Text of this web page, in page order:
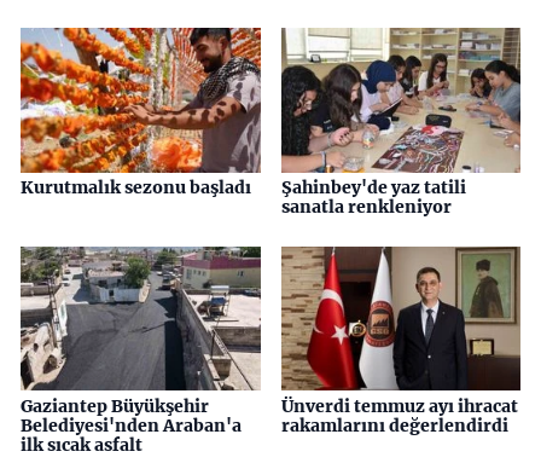
Kurutmalık sezonu başladı
Şahinbey'de yaz tatili
sanatla renkleniyor
Gaziantep Büyükşehir
Belediyesi'nden Araban'a
ilk sıcak asfalt
Ünverdi temmuz ayı ihracat
rakamlarını değerlendirdi